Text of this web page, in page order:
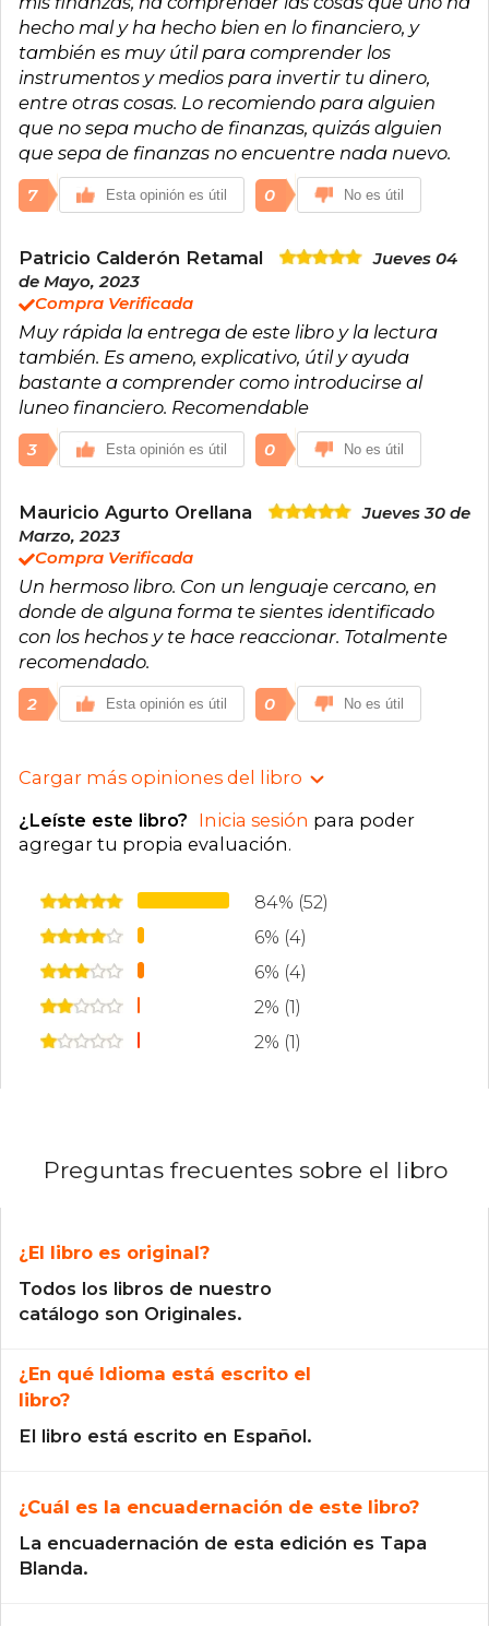
hecho mal y ha hecho bien en lo financiero, y
también es muy útil para comprender los
instrumentos y medios para invertir tu dinero,
entre otras cosas. Lo recomiendo para alguien
que no sepa mucho de finanzas, quizás alguien
que sepa de finanzas no encuentre nada nuevo.
7 Esta opinión es útil 0 No es útil
Patricio Calderón Retamal
Jueves 04
de Mayo, 2023
Compra Verificada
Muy rápida la entrega de este libro y la lectura
también. Es ameno, explicativo, útil y ayuda
bastante a comprender como introducirse al
luneo financiero. Recomendable
3 Esta opinión es útil 0 No es útil
Mauricio Agurto Orellana
Jueves 30 de
Marzo, 2023
Compra Verificada
Un hermoso libro. Con un lenguaje cercano, en
donde de alguna forma te sientes identificado
con los hechos y te hace reaccionar. Totalmente
recomendado.
2 Esta opinión es útil 0 No es útil
Cargar más opiniones del libro
¿Leíste este libro? Inicia sesión para poder
agregar tu propia evaluación.
84% (52)
6% (4)
6% (4)
2% (1)
2% (1)
Preguntas frecuentes sobre el libro
¿El libro es original?
Todos los libros de nuestro
catálogo son Originales.
¿En qué Idioma está escrito el
libro?
El libro está escrito en Español.
¿Cuál es la encuadernación de este libro?
La encuadernación de esta edición es Tapa
Blanda.